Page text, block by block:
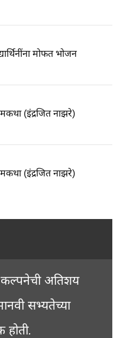
मोफत भोजन
(इंद्रजित नाझरे)
(इंद्रजित नाझरे)
कल्पनेची अतिशय
सभ्यतेच्या